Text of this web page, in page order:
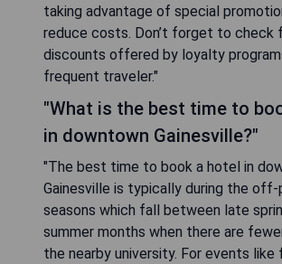
taking advantage of special
reduce costs. Don’t forget to check
discounts offered by loyalty
frequent traveler."
"What is the best time to
in downtown Gainesville?"
"The best time to book a hotel in
Gainesville is typically during the
seasons which fall between late
summer months when there are
the nearby university. For events